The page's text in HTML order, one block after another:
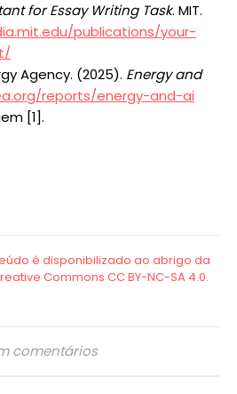
for Essay Writing Task. MIT.
publications/your-
Agency. (2025). Energy and
reports/energy-and-ai
[1].
comentários